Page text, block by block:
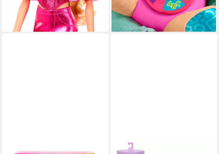
lieferbar - in 1-2 Werktagen bei dir lieferbar - in 2-3 Werktagen bei dir